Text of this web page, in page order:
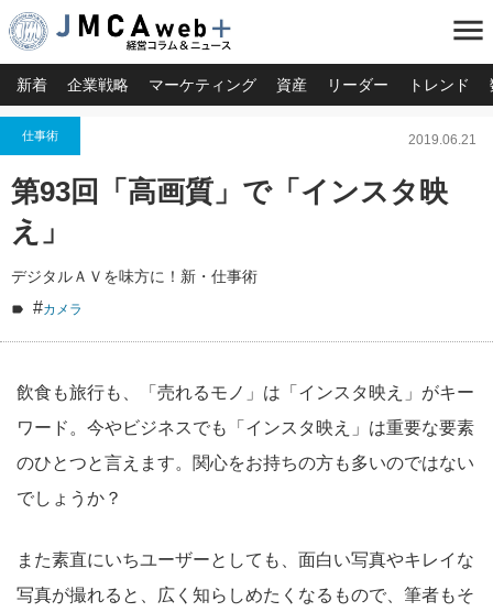
menu
新着 企業戦略 マーケティング 資産 リーダー トレンド
仕事術 2019.06.21
第93回「高画質」で「インスタ映
え」
デジタルＡＶを味方に！新・仕事術
#カメラ
飲食も旅行も、「売れるモノ」は「インスタ映え」がキー
ワード。今やビジネスでも「インスタ映え」は重要な要素
のひとつと言えます。関心をお持ちの方も多いのではない
でしょうか？
また素直にいちユーザーとしても、面白い写真やキレイな
写真が撮れると、広く知らしめたくなるもので、筆者もそ